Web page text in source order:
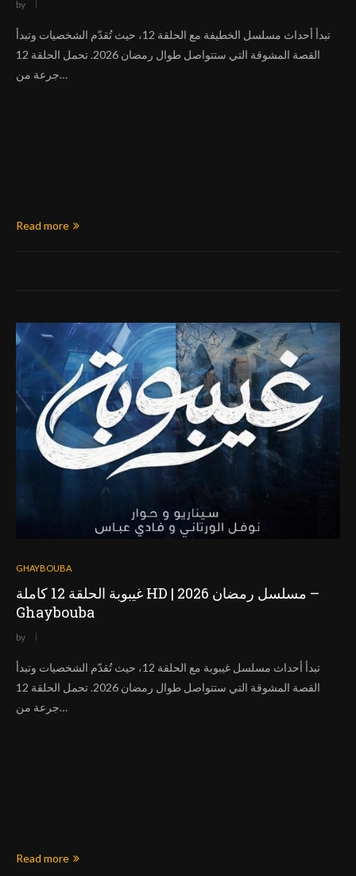
by
تبدأ أحداث مسلسل الخطيفة مع الحلقة 12، حيث تُقدّم الشخصيات وتبدأ
القصة المشوقة التي ستتواصل طوال رمضان 2026. تحمل الحلقة 12
جرعة من…
Read more
GHAYBOUBA
غيبوبة الحلقة 12 كاملة HD | مسلسل رمضان 2026 –
Ghaybouba
by
تبدأ أحداث مسلسل غيبوبة مع الحلقة 12، حيث تُقدّم الشخصيات وتبدأ
القصة المشوقة التي ستتواصل طوال رمضان 2026. تحمل الحلقة 12
جرعة من…
Read more